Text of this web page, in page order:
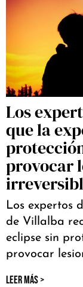
Los
que la
provocar
Los expertos
de Villalba
eclipse sin
provocar
LEER MÁS >